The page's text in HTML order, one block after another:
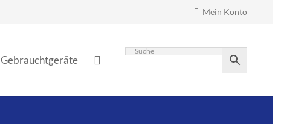
Mein Konto
Gebrauchtgeräte